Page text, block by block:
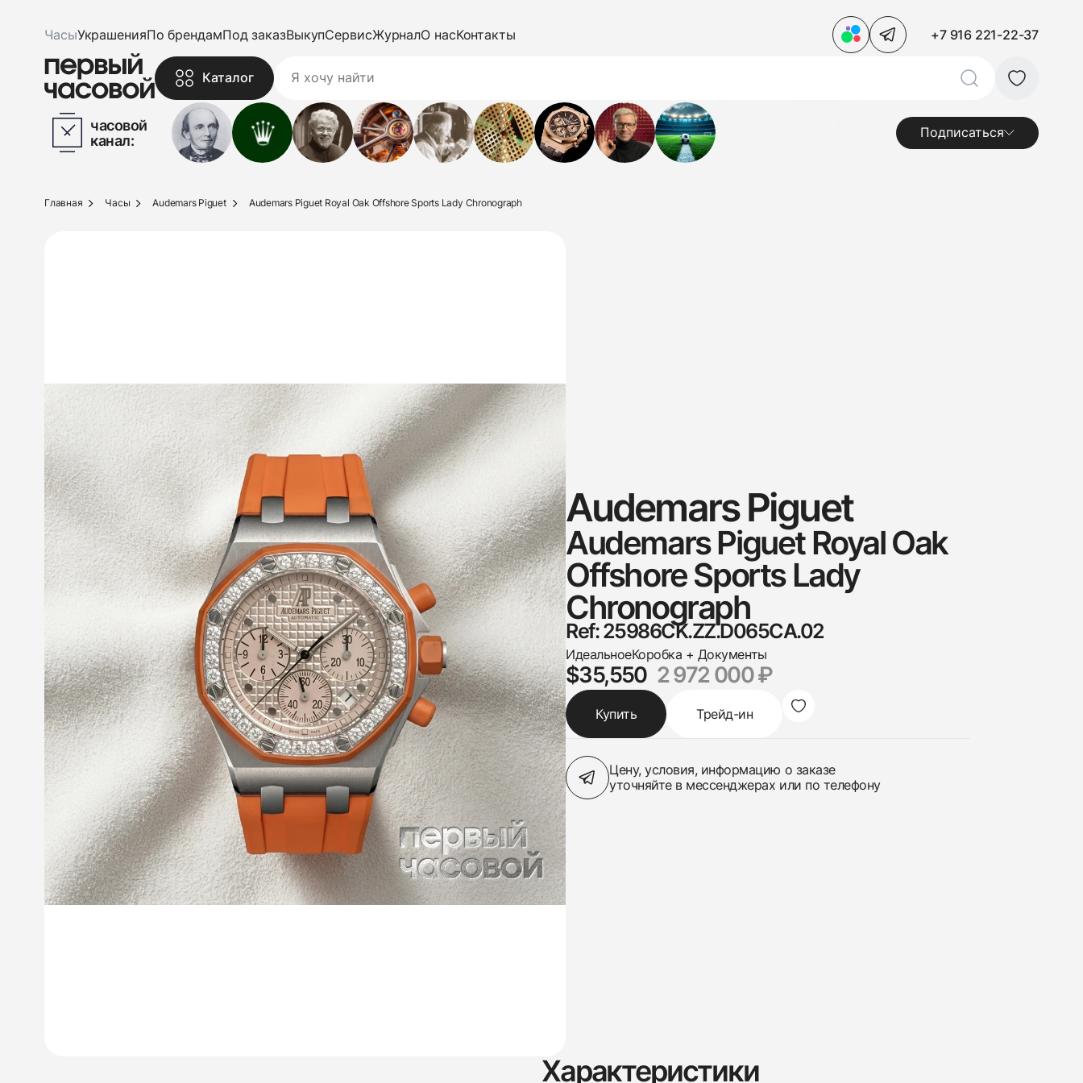
ЧасыУкрашенияПо брендамПод заказВыкупСервисЖурналО насКонтакты +7 916 221-22-37
Каталог
часовой
канал:
Подписаться
Главная Часы Audemars Piguet Audemars Piguet Royal Oak Offshore Sports Lady Chronograph
Audemars Piguet
Audemars Piguet Royal Oak
Offshore Sports Lady
Chronograph
Ref: 25986CK.ZZ.D065CA.02
ИдеальноеКоробка + Документы
$35,550 2 972 000 ₽
Купить Трейд-ин
Цену, условия, информацию о заказе
уточняйте в мессенджерах или по телефону
Характеристики